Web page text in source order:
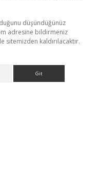
düşündüğünüz
adresine bildirmeniz
kaldırılacaktır.